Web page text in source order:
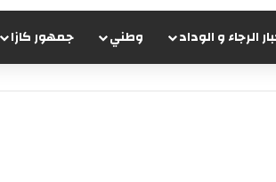
الرجاء و الوداد وطني جمهور كازا